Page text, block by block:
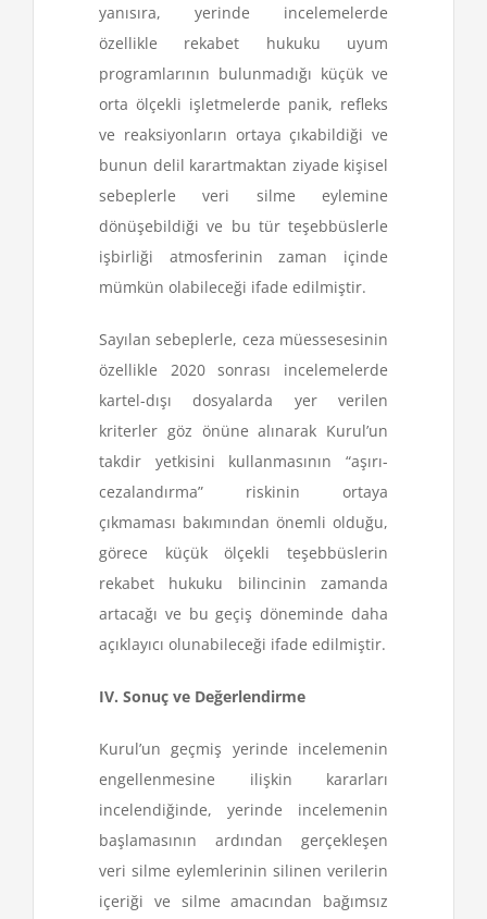
yanısıra, yerinde incelemelerde
özellikle rekabet hukuku uyum
programlarının bulunmadığı küçük ve
orta ölçekli işletmelerde panik, refleks
ve reaksiyonların ortaya çıkabildiği ve
bunun delil karartmaktan ziyade kişisel
sebeplerle veri silme eylemine
dönüşebildiği ve bu tür teşebbüslerle
işbirliği atmosferinin zaman içinde
mümkün olabileceği ifade edilmiştir.
Sayılan sebeplerle, ceza müessesesinin
özellikle 2020 sonrası incelemelerde
kartel-dışı dosyalarda yer verilen
kriterler göz önüne alınarak Kurul’un
takdir yetkisini kullanmasının “aşırı-
cezalandırma” riskinin ortaya
çıkmaması bakımından önemli olduğu,
görece küçük ölçekli teşebbüslerin
rekabet hukuku bilincinin zamanda
artacağı ve bu geçiş döneminde daha
açıklayıcı olunabileceği ifade edilmiştir.
IV. Sonuç ve Değerlendirme
Kurul’un geçmiş yerinde incelemenin
engellenmesine ilişkin kararları
incelendiğinde, yerinde incelemenin
başlamasının ardından gerçekleşen
veri silme eylemlerinin silinen verilerin
içeriği ve silme amacından bağımsız